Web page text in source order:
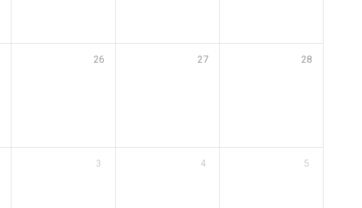
26 27 28
3 4 5